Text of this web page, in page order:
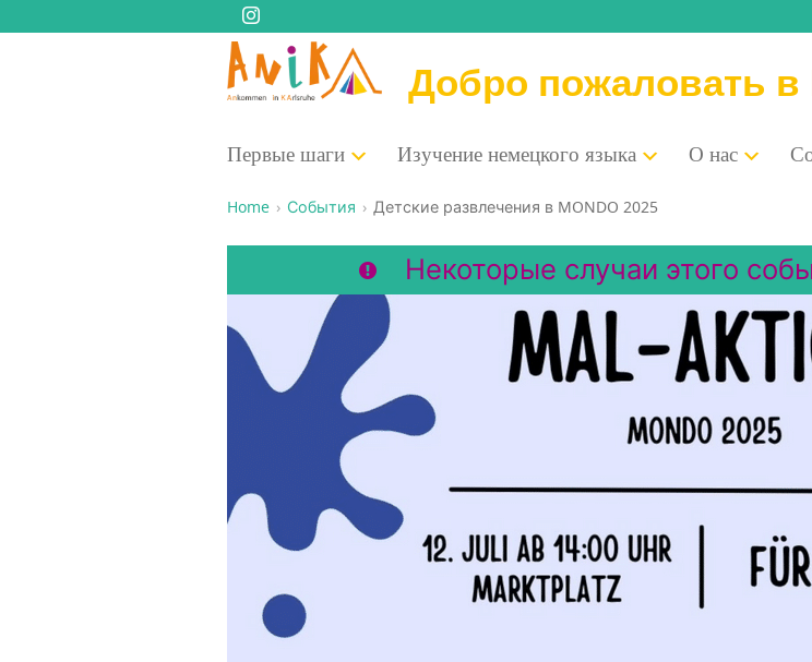
Добро пожаловать в
Пер­вые шаги Изу­че­ние немец­ко­го языка О нас
Home События Дет­ские раз­вле­че­ния в MONDO 2025
Некоторые случаи этого